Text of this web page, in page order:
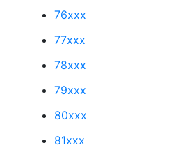
76xxx
77xxx
78xxx
79xxx
80xxx
81xxx